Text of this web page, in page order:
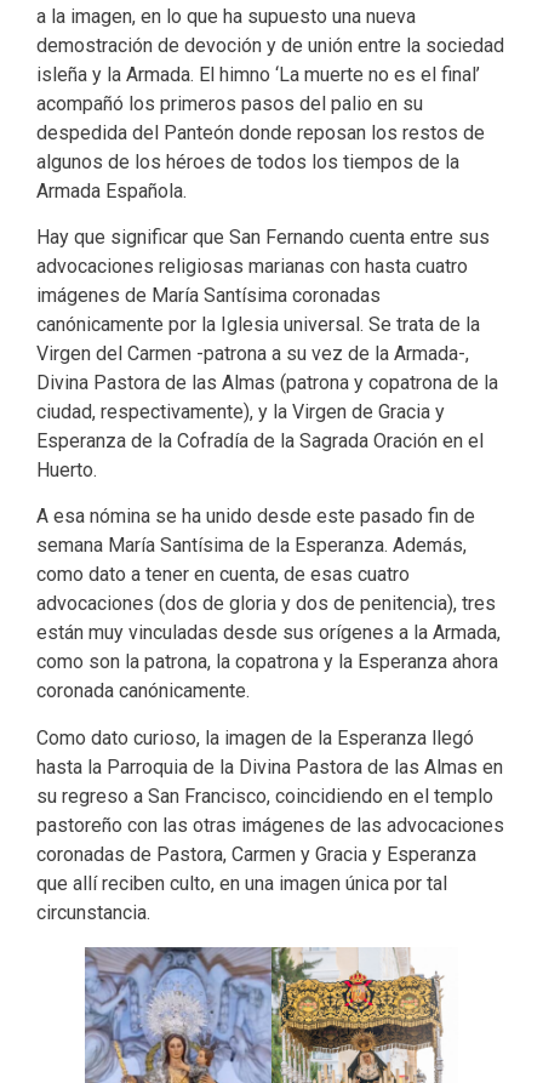
a la imagen, en lo que ha supuesto una nueva
demostración de devoción y de unión entre la sociedad
isleña y la Armada. El himno ‘La muerte no es el final’
acompañó los primeros pasos del palio en su
despedida del Panteón donde reposan los restos de
algunos de los héroes de todos los tiempos de la
Armada Española.
Hay que significar que San Fernando cuenta entre sus
advocaciones religiosas marianas con hasta cuatro
imágenes de María Santísima coronadas
canónicamente por la Iglesia universal. Se trata de la
Virgen del Carmen -patrona a su vez de la Armada-,
Divina Pastora de las Almas (patrona y copatrona de la
ciudad, respectivamente), y la Virgen de Gracia y
Esperanza de la Cofradía de la Sagrada Oración en el
Huerto.
A esa nómina se ha unido desde este pasado fin de
semana María Santísima de la Esperanza. Además,
como dato a tener en cuenta, de esas cuatro
advocaciones (dos de gloria y dos de penitencia), tres
están muy vinculadas desde sus orígenes a la Armada,
como son la patrona, la copatrona y la Esperanza ahora
coronada canónicamente.
Como dato curioso, la imagen de la Esperanza llegó
hasta la Parroquia de la Divina Pastora de las Almas en
su regreso a San Francisco, coincidiendo en el templo
pastoreño con las otras imágenes de las advocaciones
coronadas de Pastora, Carmen y Gracia y Esperanza
que allí reciben culto, en una imagen única por tal
circunstancia.